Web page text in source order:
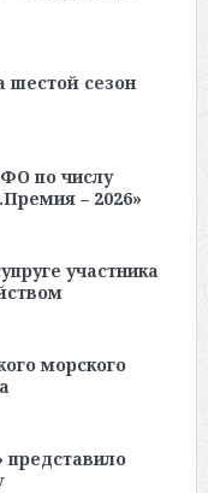
шестой сезон
по числу
– 2026»
участника
морского